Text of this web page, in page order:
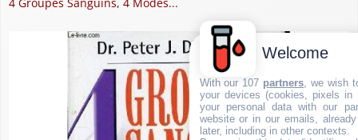
Welcome
With our 107 partners, we wish
your devices (cookies, pixels
your personal data with our
website or in our emails,
later, including in other contexts.